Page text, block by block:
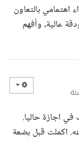
بالتعاون
عالية، وأفهم
اجازة حاليا.
اكملت قبل بضعة